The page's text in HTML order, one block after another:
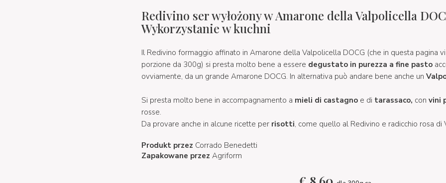
Redivino ser wyłożony w Amarone della Valpolicella
Wykorzystanie w kuchni
Il Redivino formaggio affinato in Amarone della Valpolicella DOCG (che in questa pagina
porzione da 300g) si presta molto bene a essere degustato in purezza a fine pasto
ovviamente, da un grande Amarone DOCG. In alternativa può andare bene anche un
Si presta molto bene in accompagnamento a mieli di castagnoe di tarassaco, con vini
rosse.
Da provare anche in alcune ricette per risotti, come quello al Redivino e radicchio rosa di
Produkt przez Corrado Benedetti
Zapakowane przez Agriform